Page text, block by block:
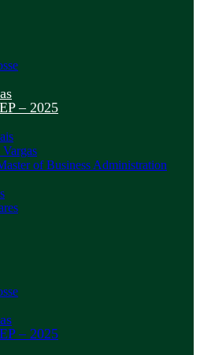
– 2025
of Business Administration
– 2025